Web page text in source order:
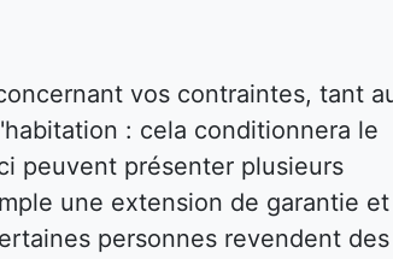
vos contraintes, tant
: cela conditionnera le
peuvent présenter plusieurs
une extension de garantie
personnes revendent des